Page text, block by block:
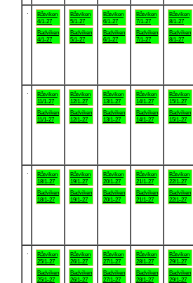
Båtviken
4/1-27
Badviken
4/1-27
Båtviken
5/1-27
Badviken
5/1-27
Båtviken
6/1-27
Badviken
6/1-27
Båtviken
7/1-27
Badviken
7/1-27
Båtviken
8/1-27
Badviken
8/1-27
Båtviken
11/1-27
Badviken
11/1-27
Båtviken
12/1-27
Badviken
12/1-27
Båtviken
13/1-27
Badviken
13/1-27
Båtviken
14/1-27
Badviken
14/1-27
Båtviken
15/1-27
Badviken
15/1-27
Båtviken
18/1-27
Badviken
18/1-27
Båtviken
19/1-27
Badviken
19/1-27
Båtviken
20/1-27
Badviken
20/1-27
Båtviken
21/1-27
Badviken
21/1-27
Båtviken
22/1-27
Badviken
22/1-27
Båtviken
25/1-27
Badviken
25/1-27
Båtviken
26/1-27
Badviken
26/1-27
Båtviken
27/1-27
Badviken
27/1-27
Båtviken
28/1-27
Badviken
28/1-27
Båtviken
29/1-27
Badviken
29/1-27